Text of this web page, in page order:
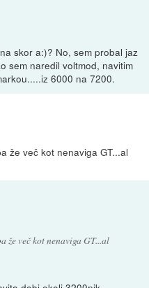
skor a:)? No, sem probal jaz
sem naredil voltmod, navitim
6000 na 7200.
že več kot nenaviga GT...al
že več kot nenaviga GT...al